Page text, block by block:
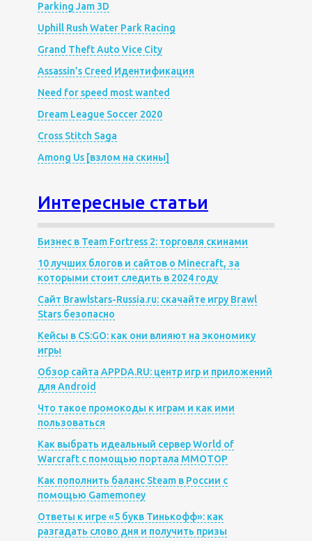
Parking Jam 3D
Uphill Rush Water Park Racing
Grand Theft Auto Vice City
Assassin’s Creed Идентификация
Need for speed most wanted
Dream League Soccer 2020
Cross Stitch Saga
Among Us [взлом на скины]
Интересные статьи
Бизнес в Team Fortress 2: торговля скинами
10 лучших блогов и сайтов о Minecraft, за
которыми стоит следить в 2024 году
Сайт Brawlstars-Russia.ru: скачайте игру Brawl
Stars безопасно
Кейсы в CS:GO: как они влияют на экономику
игры
Обзор сайта APPDA.RU: центр игр и приложений
для Android
Что такое промокоды к играм и как ими
пользоваться
Как выбрать идеальный сервер World of
Warcraft с помощью портала MMOTOP
Как пополнить баланс Steam в России с
помощью Gamemoney
Ответы к игре «5 букв Тинькофф»: как
разгадать слово дня и получить призы